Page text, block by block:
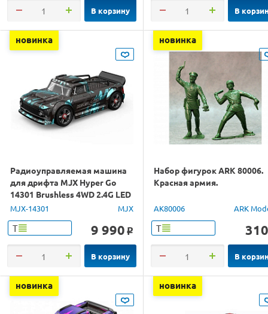
В корзину В
новинка
Радиоуправляемая машина
для дрифта MJX Hyper Go
14301 Brushless 4WD 2.4G LED
1/14 RTR
MJX-14301 MJX
Т 9 990 o
В корзину
новинка
Набор фигурок ARK 80006.
Красная армия.
AK80006 ARK
Т 310
В
новинка новинка